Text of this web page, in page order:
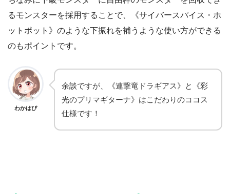
るモンスターを採用することで、《サイバースパイス・ホ
ットポット》のような下振れを補うような使い方ができる
のもポイントです。
わかはぴ
余談ですが、《連撃竜ドラギアス》と《彩
光のプリマギターナ》はこだわりのココス
仕様です！